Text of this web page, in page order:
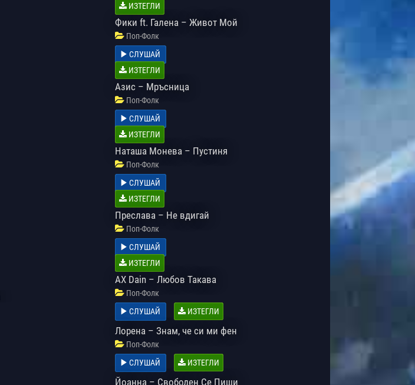
ИЗТЕГЛИ
Фики ft. Галена – Живот Мой
Поп-Фолк
СЛУШАЙ
ИЗТЕГЛИ
Азис – Мръсница
Поп-Фолк
СЛУШАЙ
ИЗТЕГЛИ
Наташа Монева – Пустиня
Поп-Фолк
СЛУШАЙ
ИЗТЕГЛИ
Преслава – Не вдигай
Поп-Фолк
СЛУШАЙ
ИЗТЕГЛИ
AX Dain – Любов Такава
Поп-Фолк
СЛУШАЙ
ИЗТЕГЛИ
Лорена – Знам, че си ми фен
Поп-Фолк
СЛУШАЙ
ИЗТЕГЛИ
Йоанна – Свободен Се Пиши